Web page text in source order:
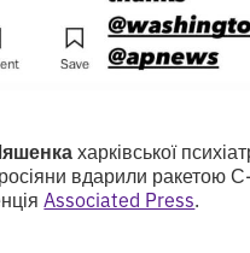
харківської
росіяни вдарили ракетою
Associated Press.